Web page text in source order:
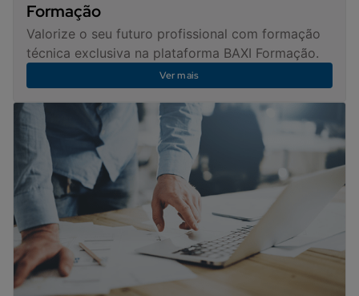
Formação
Valorize o seu futuro profissional com formação
técnica exclusiva na plataforma BAXI Formação.
Ver mais